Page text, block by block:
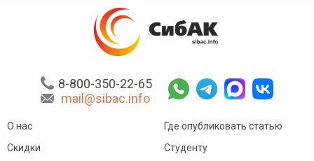
8-800-350-22-65
mail@sibac.info
О нас
Скидки
Где опубликовать статью
Студенту